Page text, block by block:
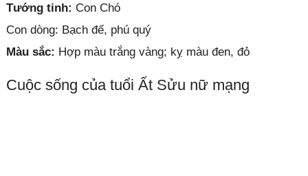
Tướng tinh: Con Chó
Con dòng: Bạch đế, phú quý
Màu sắc: Hợp màu trắng vàng; kỵ màu đen, đỏ
Cuộc sống của tuổi Ất Sửu nữ mạng